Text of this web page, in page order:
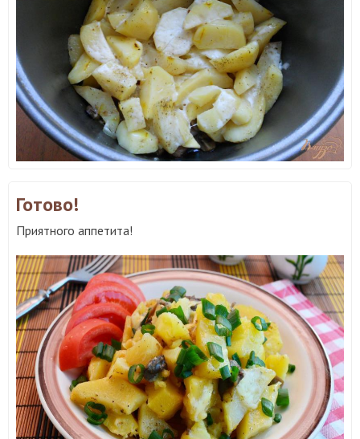
Готово!
Приятного аппетита!